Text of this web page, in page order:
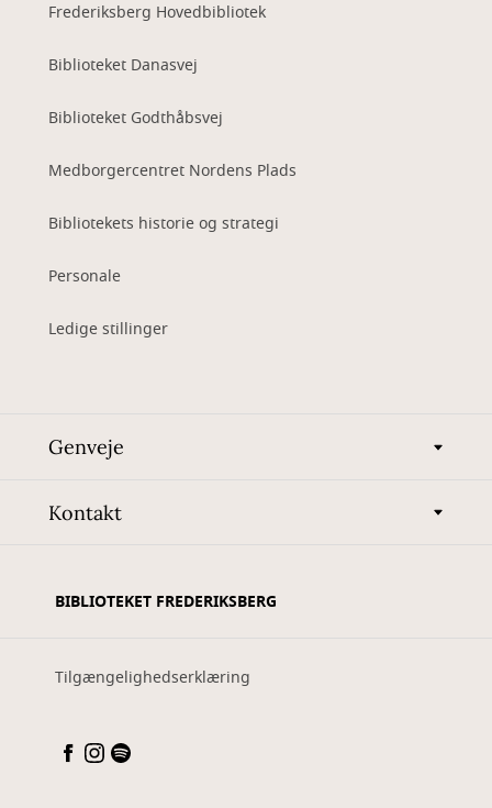
Frederiksberg Hovedbibliotek
Biblioteket Danasvej
Biblioteket Godthåbsvej
Medborgercentret Nordens Plads
Bibliotekets historie og strategi
Personale
Ledige stillinger
Genveje
Kontakt
BIBLIOTEKET FREDERIKSBERG
Tilgængelighedserklæring